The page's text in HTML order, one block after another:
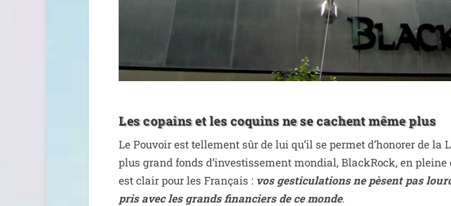
Les copains et les coquins ne se cachent même plus
Le Pouvoir est tel­le­ment sûr de lui qu’il se per­met d’ho­no­rer de la
plus grand fonds d’in­ves­tis­se­ment mon­dial, BlackRock, en
est clair pour les Français : vos ges­ti­cu­la­tions ne pèsent pas
pris avec les grands finan­ciers de ce monde.